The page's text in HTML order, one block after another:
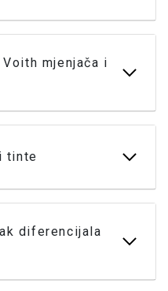
mjenjača i
tinte
diferencijala